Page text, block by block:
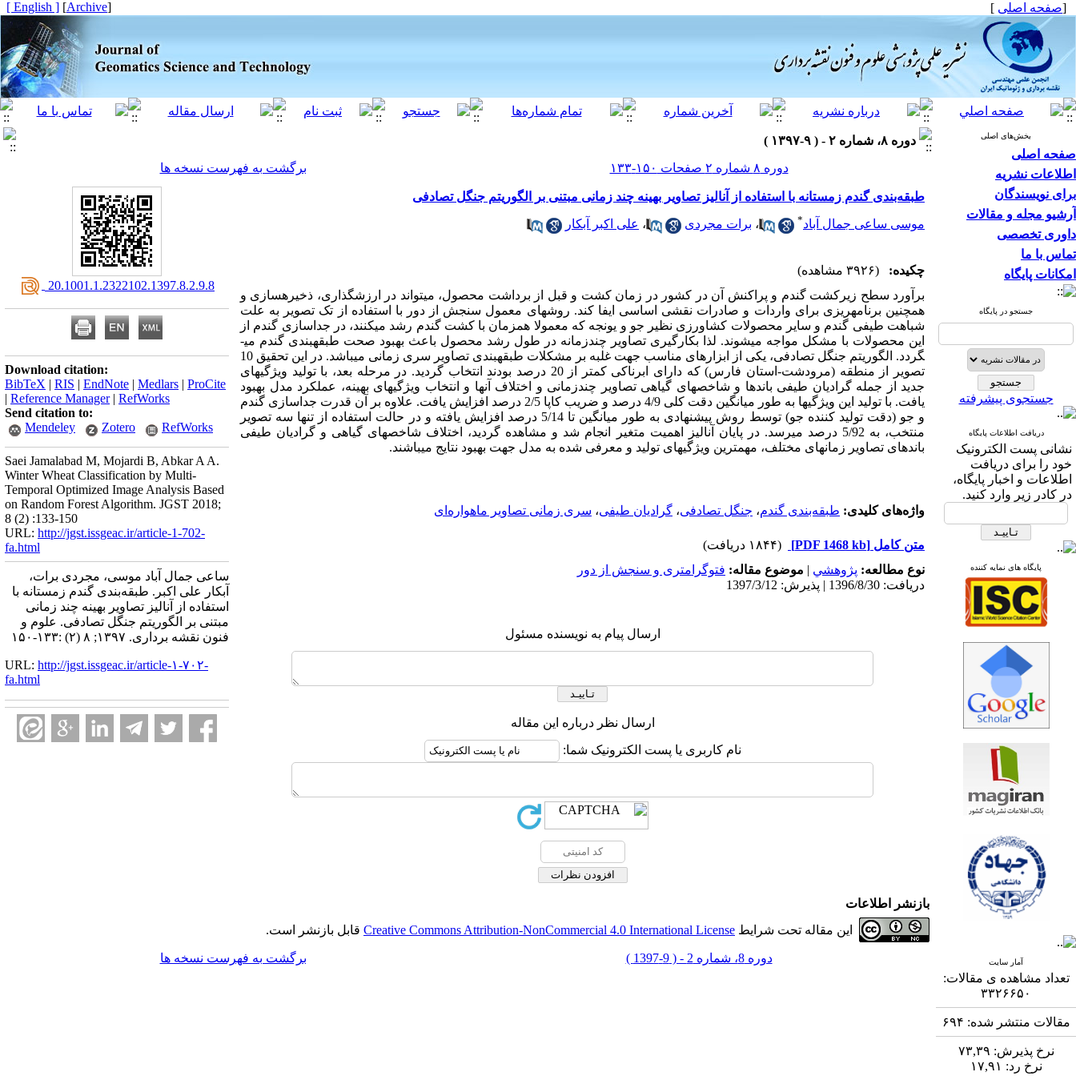
[صفحه اصلی ]
[
Archive
]
[ English ]
بخش‌های اصلی
صفحه اصلی
اطلاعات نشریه
برای نویسندگان
آرشیو مجله و مقالات
داوری تخصصی
تماس با ما
امکانات پایگاه
جستجو در پایگاه
جستجوی پیشرفته
دریافت اطلاعات پایگاه
نشانی پست الکترونیک
خود را برای دریافت
اطلاعات و اخبار پایگاه،
در کادر زیر وارد کنید.
پایگاه های نمایه کننده
آمار سایت
تعداد مشاهده ی مقالات:
۳۳۲۶۶۵۰
مقالات منتشر شده: ۶۹۴
نرخ پذیرش: ۷۳,۳۹
نرخ رد: ۱۷,۹۱
دوره ۸، شماره ۲ - ( ۹-۱۳۹۷ )
دوره ۸ شماره ۲ صفحات ۱۵۰-۱۳۳
برگشت به فهرست نسخه ها
طبقه‌بندی گندم زمستانه با استفاده از آنالیز تصاویر بهینه چند زمانی مبتنی بر الگوریتم جنگل تصادفی
موسی ساعی جمال آباد* ، برات مجردی ، علی اکبر آبکار
چکیده:
(۳۹۲۶ مشاهده)
برآورد سطح زیر­­کشت گندم و پراکنش آن در کشور در زمان کشت و قبل از برداشت محصول، می­تواند در ارزش­گذاری، ذخیره­سازی و
همچنین برنامه­ریزی برای واردات و صادرات نقشی اساسی ایفا کند. روش­های معمول سنجش از دور با استفاده از تک تصویر به علت
شباهت طیفی گندم و سایر محصولات کشاورزی نظیر جو و یونجه که معمولا همزمان با کشت گندم رشد می­کنند، در جداسازی گندم از
این محصولات با مشکل مواجه می­شوند. لذا بکارگیری تصاویر چندزمانه در طول رشد محصول باعث بهبود صحت طبقه­بندی گندم می­
گردد. الگوریتم‌ جنگل تصادفی، یکی از ابزارهای مناسب جهت غلبه بر مشکلات طبقه­بندی تصاویر سری زمانی می­باشد. در این تحقیق 10
تصویر از منطقه (مرودشت-استان فارس) که دارای ابرناکی کمتر از 20 درصد بودند انتخاب گردید. در مرحله بعد، با تولید ویژگی­های
جدید از جمله گرادیان طیفی باند­ها و شاخص­های گیاهی تصاویر چندزمانی و اختلاف آنها و انتخاب ویژگی­های بهینه، عملکرد مدل بهبود
یافت. با تولید این ویژگی­ها به طور میانگین دقت کلی 4/9 درصد و ضریب کاپا 2/5 درصد افزایش یافت. علاوه بر آن قدرت جداسازی گندم
و جو (دقت تولید کننده جو) توسط روش پیشنهادی به طور میانگین تا 5/14 درصد افزایش یافته و در حالت استفاده از تنها سه تصویر
منتخب، به 5/92 درصد می­رسد. در پایان آنالیز اهمیت متغیر انجام شد و مشاهده گردید، اختلاف شاخص­های گیاهی و گرادیان طیفی
باندهای تصاویر زمان­های مختلف، مهمترین ویژگی­های تولید و معرفی شده به مدل جهت بهبود نتایج می­باشند.
واژه‌های کلیدی: طبقه‌بندی گندم، جنگل تصادفی، گرادیان طیفی، سری زمانی تصاویر ماهواره‌ای
متن کامل [PDF 1468 kb]
(۱۸۴۴ دریافت)
نوع مطالعه: پژوهشي | موضوع مقاله: فتوگرامتری و سنجش از دور
دریافت: 1396/8/30 | پذیرش: 1397/3/12
ارسال پیام به نویسنده مسئول
ارسال نظر درباره این مقاله
نام کاربری یا پست الکترونیک شما:
‎ 20.1001.1.2322102.1397.8.2.9.8
Download citation:
BibTeX | RIS | EndNote | Medlars | ProCite
| Reference Manager| RefWorks
Send citation to:
Mendeley
Zotero RefWorks
Saei Jamalabad M, Mojardi B, Abkar A A.
Winter Wheat Classification by Multi-
Temporal Optimized Image Analysis Based
on Random Forest Algorithm. JGST 2018;
8 (2) :133-150
URL: http://jgst.issgeac.ir/article-1-702-
fa.html
ساعی جمال آباد موسی، مجردی برات،
آبکار علی اکبر. طبقه‌بندی گندم زمستانه با
استفاده از آنالیز تصاویر بهینه چند زمانی
مبتنی بر الگوریتم جنگل تصادفی. علوم و
فنون نقشه برداری. ۱۳۹۷; ۸ (۲) :۱۳۳-۱۵۰
URL: http://jgst.issgeac.ir/article-۱-۷۰۲-
fa.html
بازنشر اطلاعات
این مقاله تحت شرایط Creative Commons Attribution-NonCommercial 4.0 International License قابل بازنشر است.
دوره 8، شماره 2 - ( 9-1397 ) برگشت به فهرست نسخه ها